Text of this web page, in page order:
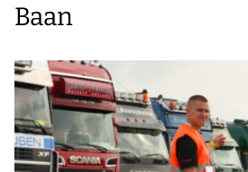
Baan